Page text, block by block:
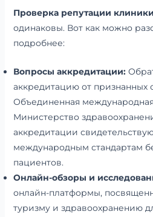
Проверка репутации
одинаковы. Вот как можно
подробнее:
Вопросы аккредитации:
аккредитацию от признанных
Объединенная
Министерство
аккредитации
международным стандартам
пациентов.
Онлайн-обзоры и
онлайн-платформы,
туризму и здравоохранению